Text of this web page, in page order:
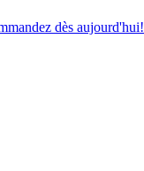
dès aujourd'hui!